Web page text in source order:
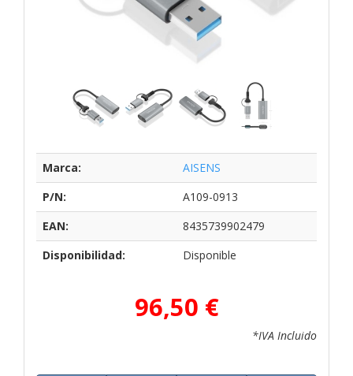
Marca:
AISENS
P/N:
A109-0913
EAN:
8435739902479
Disponibilidad:
Disponible
96,50 €
*IVA Incluido